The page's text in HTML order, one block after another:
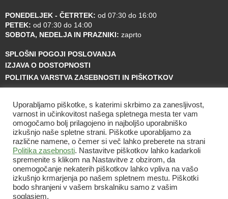
PONEDELJEK - ČETRTEK: od 07:30 do 16:00
PETEK: od 07:30 do 14:00
SOBOTA, NEDELJA IN PRAZNIKI: zaprto
SPLOŠNI POGOJI POSLOVANJA
IZJAVA O DOSTOPNOSTI
POLITIKA VARSTVA ZASEBNOSTI IN PIŠKOTKOV
Uporabljamo piškotke, s katerimi skrbimo za zanesljivost,
varnost in učinkovitost našega spletnega mesta ter vam
omogočamo bolj prilagojeno in najboljšo uporabniško
izkušnjo naše spletne strani. Piškotke uporabljamo za
različne namene, o čemer si več lahko preberete na strani
Politika zasebnosti. Nastavitve piškotkov lahko kadarkoli
spremenite s klikom na Nastavitve z obzirom, da
onemogočanje nekaterih piškotkov lahko vpliva na vašo
izkušnjo krmarjenja po našem spletnem mestu. Piškotki
bodo shranjeni v vašem brskalniku samo z vašim
soglasjem.